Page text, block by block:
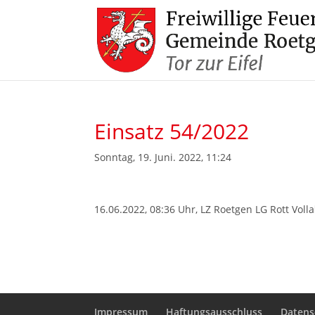
Einsatz 54/2022
Sonntag, 19. Juni. 2022, 11:24
16.06.2022, 08:36 Uhr, LZ Roetgen LG Rott
Impressum Haftungsausschluss